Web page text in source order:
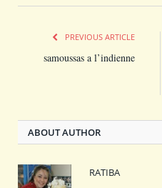
PREVIOUS ARTICLE
samoussas a l’indienne
ABOUT AUTHOR
RATIBA